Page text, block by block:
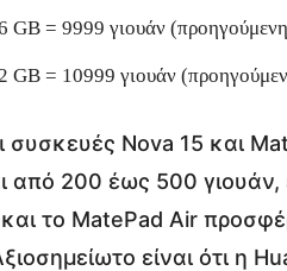
GB = 9999 γιουάν
GB = 10999 γιουάν
συσκευές Nova 15 και
από 200 έως 500
το MatePad Air
είναι ότι η